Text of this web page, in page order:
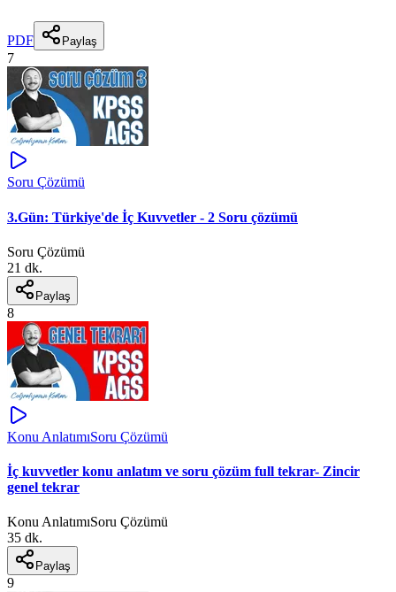
PDF Paylaş
7
Soru Çözümü
3.Gün: Türkiye'de İç Kuvvetler - 2 Soru çözümü
Soru Çözümü
21 dk.
Paylaş
8
Konu AnlatımıSoru Çözümü
İç kuvvetler konu anlatım ve soru çözüm full tekrar- Zincir
genel tekrar
Konu AnlatımıSoru Çözümü
35 dk.
Paylaş
9